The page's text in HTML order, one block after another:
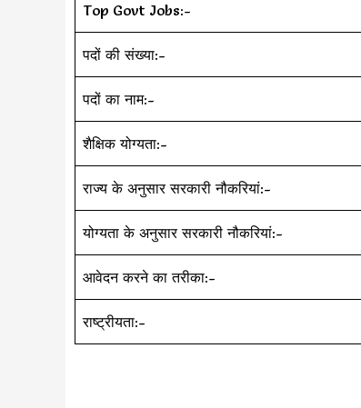
Top Govt Jobs:-
पदों की संख्या:-
पदों का नाम:-
शैक्षिक योग्यता:-
राज्य के अनुसार सरकारी नौकरियां:-
योग्यता के अनुसार सरकारी नौकरियां:-
आवेदन करने का तरीका:-
राष्ट्रीयता:-